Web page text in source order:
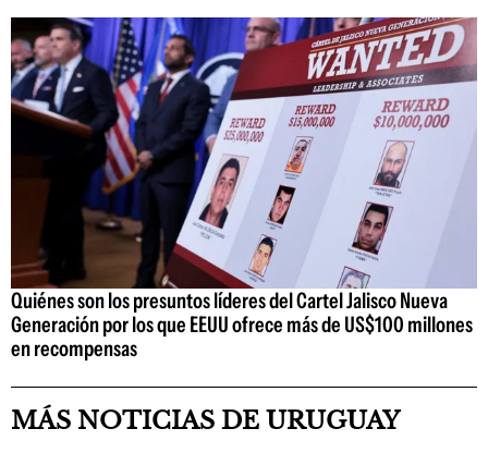
Quiénes son los presuntos líderes del Cartel Jalisco Nueva
Generación por los que EEUU ofrece más de US$100 millones
en recompensas
MÁS NOTICIAS DE URUGUAY